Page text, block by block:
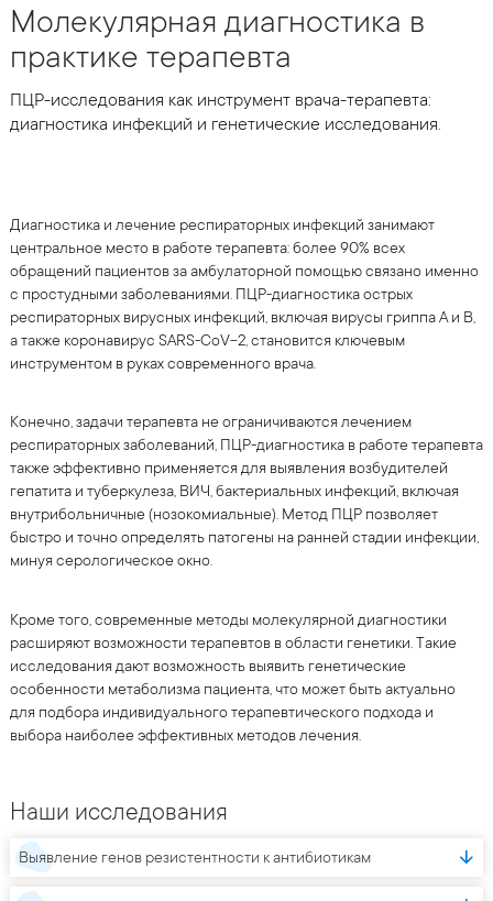
Молекулярная диагностика в
практике терапевта
ПЦР-исследования как инструмент врача-терапевта:
диагностика инфекций и генетические исследования.
Диагностика и лечение респираторных инфекций занимают
центральное место в работе терапевта: более 90% всех
обращений пациентов за амбулаторной помощью связано именно
с простудными заболеваниями. ПЦР-диагностика острых
респираторных вирусных инфекций, включая вирусы гриппа А и В,
а также коронавирус SARS-CoV-2, становится ключевым
инструментом в руках современного врача.
Конечно, задачи терапевта не ограничиваются лечением
респираторных заболеваний, ПЦР-диагностика в работе терапевта
также эффективно применяется для выявления возбудителей
гепатита и туберкулеза, ВИЧ, бактериальных инфекций, включая
внутрибольничные (нозокомиальные). Метод ПЦР позволяет
быстро и точно определять патогены на ранней стадии инфекции,
минуя серологическое окно.
Кроме того, современные методы молекулярной диагностики
расширяют возможности терапевтов в области генетики. Такие
исследования дают возможность выявить генетические
особенности метаболизма пациента, что может быть актуально
для подбора индивидуального терапевтического подхода и
выбора наиболее эффективных методов лечения.
Наши исследования
Выявление генов резистентности к антибиотикам